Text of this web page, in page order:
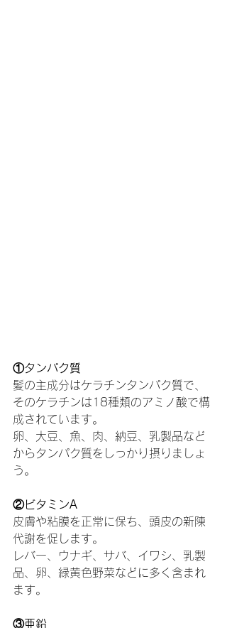
①タンパク質
髪の主成分はケラチンタンパク質で、
そのケラチンは18種類のアミノ酸で構
成されています。
卵、大豆、魚、肉、納豆、乳製品など
からタンパク質をしっかり摂りましょ
う。
②ビタミンA
皮膚や粘膜を正常に保ち、頭皮の新陳
代謝を促します。
レバー、ウナギ、サバ、イワシ、乳製
品、卵、緑黄色野菜などに多く含まれ
ます。
③亜鉛